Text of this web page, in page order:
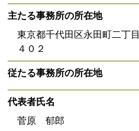
主たる事務所の所在地
東京都千代田区永田町二丁
４０２
従たる事務所の所在地
代表者氏名
菅原 郁郎